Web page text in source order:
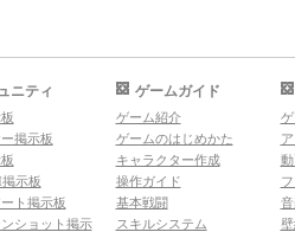
ニティ
掲示板
示板
ト掲示板
ショット掲示
ゲームガイド
ゲーム紹介
ゲームのはじめかた
キャラクター作成
操作ガイド
基本戦闘
スキルシステム